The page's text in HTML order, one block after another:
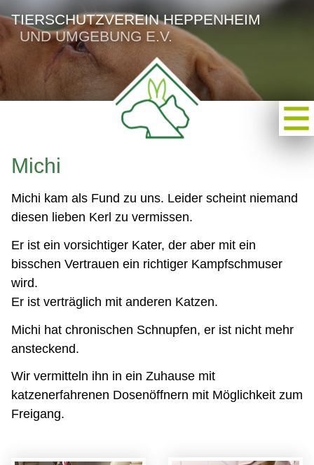
TIERSCHUTZVEREIN HEPPENHEIM
UND UMGEBUNG E.V.
Michi
Michi kam als Fund zu uns. Leider scheint niemand
diesen lieben Kerl zu vermissen.
Er ist ein vorsichtiger Kater, der aber mit ein
bisschen Vertrauen ein richtiger Kampfschmuser
wird.
Er ist verträglich mit anderen Katzen.
Michi hat chronischen Schnupfen, er ist nicht mehr
ansteckend.
Wir vermitteln ihn in ein Zuhause mit
katzenerfahrenen Dosenöffnern mit Möglichkeit zum
Freigang.